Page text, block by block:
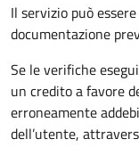
Il servizio può
documentazione
Se le verifiche
un credito a favore
erroneamente
dell’utente,